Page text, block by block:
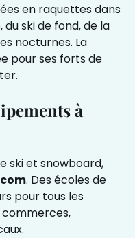
en raquettes dans
du ski de fond, de la
nocturnes. La
pour ses forts de
à
ski et snowboard,
. Des écoles de
pour tous les
commerces,